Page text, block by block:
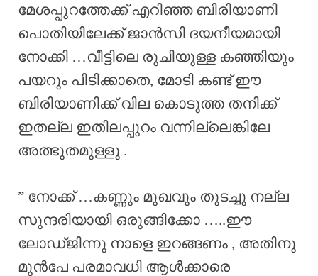
മേശപ്പുറത്തേക്ക് എറിഞ്ഞ ബിരിയാണി
പൊതിയിലേക്ക് ജാൻസി ദയനീയമായി
നോക്കി …വീട്ടിലെ രുചിയുള്ള കഞ്ഞിയും
പയറും പിടിക്കാതെ, മോടി കണ്ട് ഈ
ബിരിയാണിക്ക് വില കൊടുത്ത തനിക്ക്
ഇതല്ല ഇതിലപ്പുറം വന്നില്ലെങ്കിലേ
അത്ഭുതമുള്ളു .
” നോക്ക് …കണ്ണും മുഖവും തുടച്ചു നല്ല
സുന്ദരിയായി ഒരുങ്ങിക്കോ …..ഈ
ലോഡ്ജിന്നു നാളെ ഇറങ്ങണം , അതിനു
മുൻപേ പരമാവധി ആൾക്കാരെ